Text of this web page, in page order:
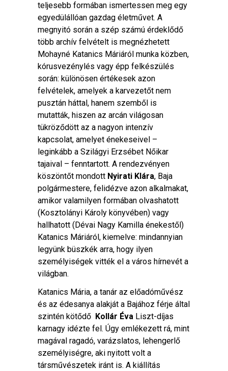
teljesebb formában ismertessen meg egy
egyedülállóan gazdag életművet. A
megnyitó során a szép számú érdeklődő
több archív felvételt is megnézhetett
Mohayné Katanics Máriáról munka közben,
kórusvezénylés vagy épp felkészülés
során: különösen értékesek azon
felvételek, amelyek a karvezetőt nem
pusztán háttal, hanem szemből is
mutatták, hiszen az arcán világosan
tükröződött az a nagyon intenzív
kapcsolat, amelyet énekeseivel –
leginkább a Szilágyi Erzsébet Nőikar
tajaival – fenntartott. A rendezvényen
köszöntőt mondott Nyirati Klára, Baja
polgármestere, felidézve azon alkalmakat,
amikor valamilyen formában olvashatott
(Kosztolányi Károly könyvében) vagy
hallhatott (Dévai Nagy Kamilla énekestől)
Katanics Máriáról, kiemelve: mindannyian
legyünk büszkék arra, hogy ilyen
személyiségek vitték el a város hírnevét a
világban.
Katanics Mária, a tanár az előadóművész
és az édesanya alakját a Bajához férje által
szintén kötődő Kollár Éva Liszt-díjas
karnagy idézte fel. Úgy emlékezett rá, mint
magával ragadó, varázslatos, lehengerlő
személyiségre, aki nyitott volt a
társművészetek iránt is. A kiállítás